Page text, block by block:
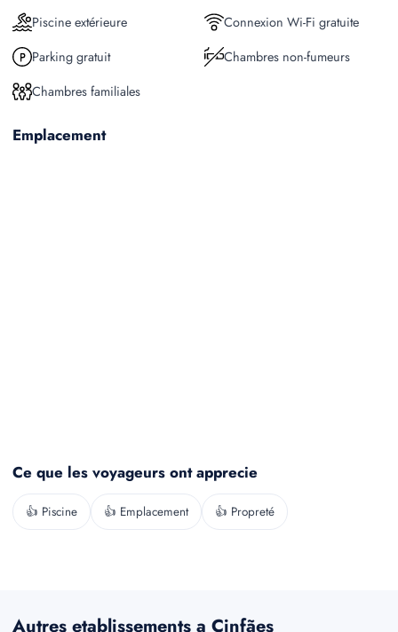
Piscine extérieure
Connexion Wi-Fi gratuite
Parking gratuit
Chambres non-fumeurs
Chambres familiales
Emplacement
Ce que les voyageurs ont apprecie
👍 Piscine 👍 Emplacement 👍 Propreté
Autres etablissements a Cinfães